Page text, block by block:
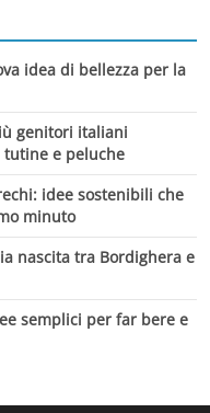
idea di bellezza per la
genitori italiani
tutine e peluche
idee sostenibili che
minuto
nascita tra Bordighera e
semplici per far bere e